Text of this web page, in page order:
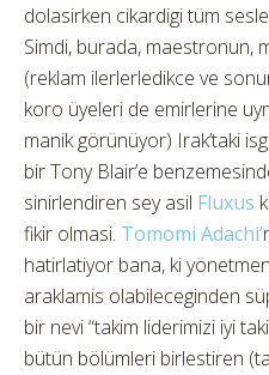
dolasirken cikardigi tüm
Simdi, burada, maestronun,
(reklam ilerlerledikce ve
koro üyeleri de emirlerine
manik görünüyor) Irak’taki
bir Tony Blair’e
sinirlendiren sey asil Fluxus
fikir olmasi. Tomomi Adachi’
hatirlatiyor bana, ki
araklamis olabileceginden
bir nevi “takim liderimizi iyi
bütün bölümleri birlestiren